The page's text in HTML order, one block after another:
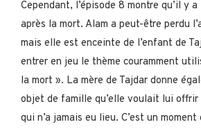
Cependant, l’épisode 8 montre qu’il y
après la mort. Alam a peut-être perdu
mais elle est enceinte de l’enfant de
entrer en jeu le thème couramment
la mort ». La mère de Tajdar donne
objet de famille qu’elle voulait lui offrir
qui n’a jamais eu lieu. C’est un